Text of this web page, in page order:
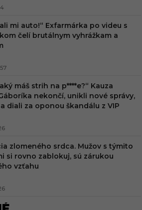
mi auto!“ Exfarmárka po videu s
čelí brutálnym vyhrážkam a
máš strih na p****e?“ Kauza
nekončí, unikli nové správy,
diali za oponou škandálu z VIP
zlomeného srdca. Mužov s týmito
si rovno zablokuj, sú zárukou
vzťahu